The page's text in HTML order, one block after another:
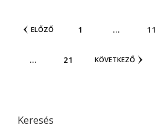
Bejegyzések
ELŐZŐ OLDAL
1 … 11
… OLDAL
21 KÖVETKEZŐ
Keresés